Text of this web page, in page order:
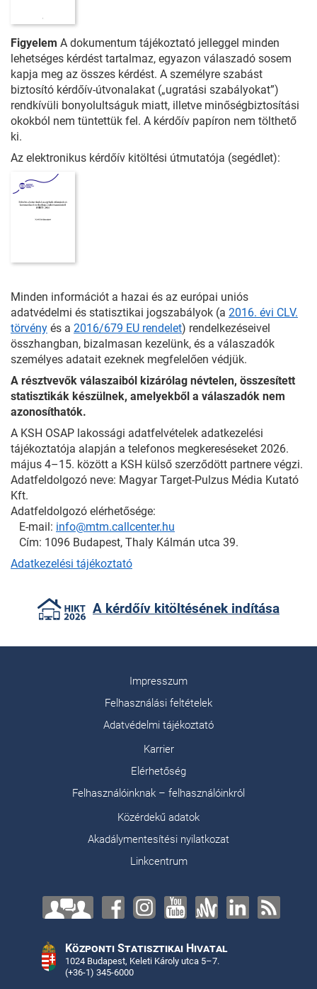
Figyelem A dokumentum tájékoztató jelleggel minden
lehetséges kérdést tartalmaz, egyazon válaszadó sosem
kapja meg az összes kérdést. A személyre szabást
biztosító kérdőív-útvonalakat („ugratási szabályokat”)
rendkívüli bonyolultságuk miatt, illetve minőségbiztosítási
okokból nem tüntettük fel. A kérdőív papíron nem tölthető
ki.
Az elektronikus kérdőív kitöltési útmutatója (segédlet):
Minden információt a hazai és az európai uniós
adatvédelmi és statisztikai jogszabályok (a 2016. évi CLV.
törvény és a 2016/679 EU rendelet) rendelkezéseivel
összhangban, bizalmasan kezelünk, és a válaszadók
személyes adatait ezeknek megfelelően védjük.
A résztvevők válaszaiból kizárólag névtelen, összesített
statisztikák készülnek, amelyekből a válaszadók nem
azonosíthatók.
A KSH OSAP lakossági adatfelvételek adatkezelési
tájékoztatója alapján a telefonos megkereséseket 2026.
május 4–15. között a KSH külső szerződött partnere végzi.
Adatfeldolgozó neve: Magyar Target-Pulzus Média Kutató
Kft.
Adatfeldolgozó elérhetősége:
E-mail: info@mtm.callcenter.hu
Cím: 1096 Budapest, Thaly Kálmán utca 39.
Adatkezelési tájékoztató
A kérdőív kitöltésének indítása
Impresszum
Felhasználási feltételek
Adatvédelmi tájékoztató
Karrier
Elérhetőség
Felhasználóinknak – felhasználóinkról
Közérdekű adatok
Akadálymentesítési nyilatkozat
Linkcentrum
Központi Statisztikai Hivatal
1024 Budapest, Keleti Károly utca 5–7.
(+36-1) 345-6000